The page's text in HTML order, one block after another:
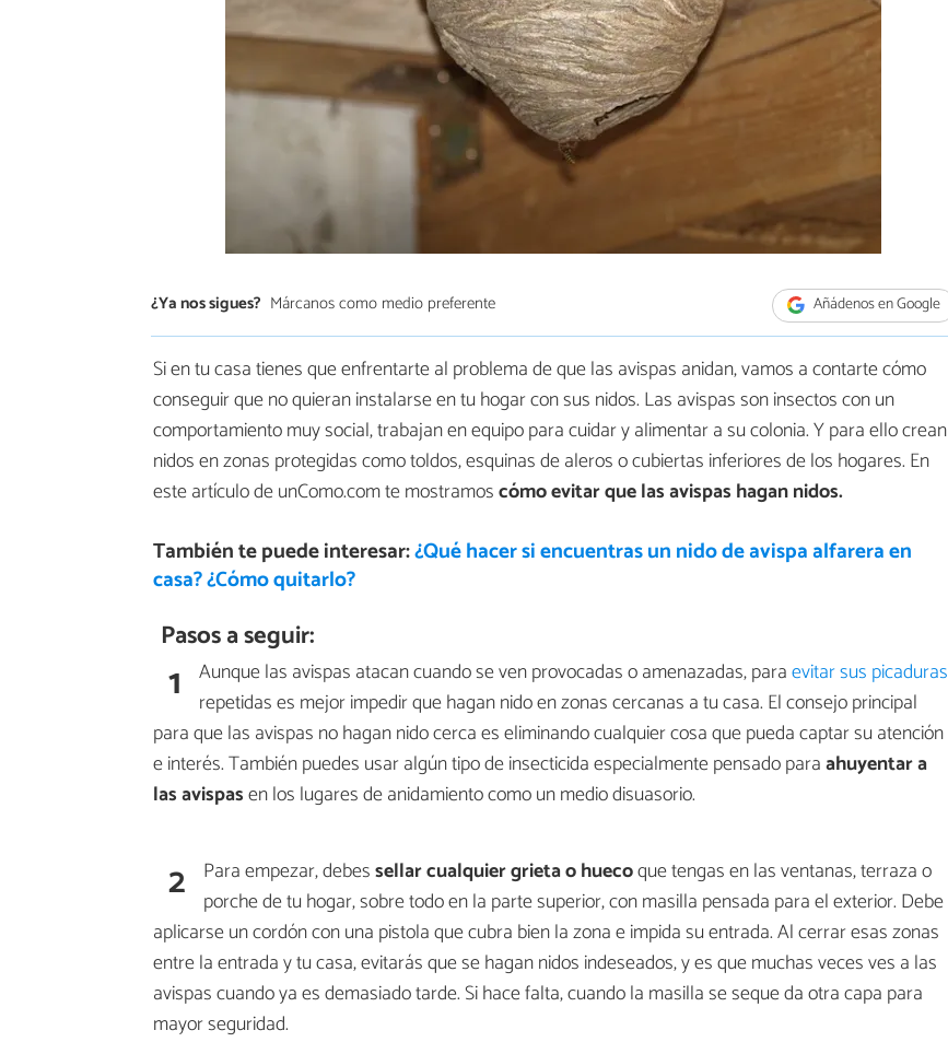
¿Ya nos sigues? Márcanos como medio preferente Añádenos en Google
Si en tu casa tienes que enfrentarte al problema de que las avispas anidan, vamos a contarte cómo
conseguir que no quieran instalarse en tu hogar con sus nidos. Las avispas son insectos con un
comportamiento muy social, trabajan en equipo para cuidar y alimentar a su colonia. Y para ello crean
nidos en zonas protegidas como toldos, esquinas de aleros o cubiertas inferiores de los hogares. En
este artículo de unComo.com te mostramoscómo evitar que las avispas hagan nidos.
También te puede interesar:¿Qué hacer si encuentras un nido de avispa alfarera en
casa? ¿Cómo quitarlo?
Pasos a seguir:
1 Aunque las avispas atacan cuando se ven provocadas o amenazadas, paraevitar sus picaduras
repetidas es mejor impedir que hagan nido en zonas cercanas a tu casa. El consejo principal
para que las avispas no hagan nido cerca es eliminando cualquier cosa que pueda captar su atención
e interés. También puedes usar algún tipo de insecticida especialmente pensado paraahuyentar a
las avispasen los lugares de anidamiento como un medio disuasorio.
2 Para empezar, debessellar cualquier grieta o huecoque tengas en las ventanas, terraza o
porche de tu hogar, sobre todo en la parte superior, con masilla pensada para el exterior. Debe
aplicarse un cordón con una pistola que cubra bien la zona e impida su entrada. Al cerrar esas zonas
entre la entrada y tu casa, evitarás que se hagan nidos indeseados, y es que muchas veces ves a las
avispas cuando ya es demasiado tarde. Si hace falta, cuando la masilla se seque da otra capa para
mayor seguridad.